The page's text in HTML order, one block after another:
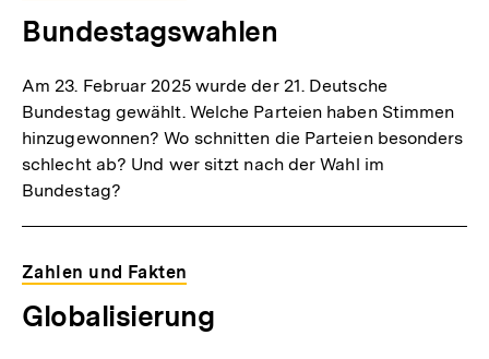
Bundestagswahlen
Am 23. Februar 2025 wurde der 21. Deutsche
Bundestag gewählt. Welche Parteien haben Stimmen
hinzugewonnen? Wo schnitten die Parteien besonders
schlecht ab? Und wer sitzt nach der Wahl im
Bundestag?
Zahlen und Fakten
Globalisierung